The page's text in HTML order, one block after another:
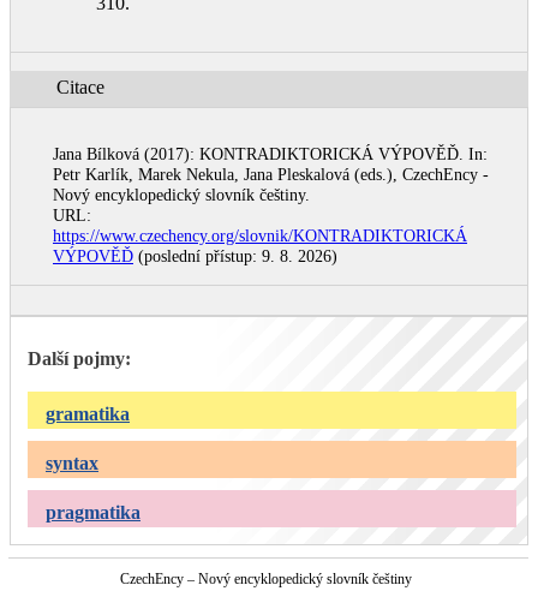
Citace
Jana Bílková (2017): KONTRADIKTORICKÁ VÝPOVĚĎ. In:
Petr Karlík, Marek Nekula, Jana Pleskalová (eds.), CzechEncy -
Nový encyklopedický slovník češtiny.
URL:
https://www.czechency.org/slovnik/KONTRADIKTORICKÁ
VÝPOVĚĎ (poslední přístup: 9. 8. 2026)
Další pojmy:
gramatika
syntax
pragmatika
CzechEncy – Nový encyklopedický slovník češtiny